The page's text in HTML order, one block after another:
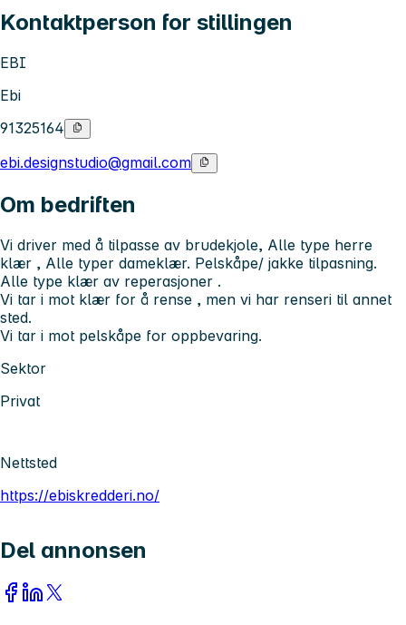
Kontaktperson for stillingen
EBI
Ebi
91325164
ebi.designstudio@gmail.com
Om bedriften
Vi driver med å tilpasse av brudekjole, Alle type herre
klær , Alle typer dameklær. Pelskåpe/ jakke tilpasning.
Alle type klær av reperasjoner .
Vi tar i mot klær for å rense , men vi har renseri til annet
sted.
Vi tar i mot pelskåpe for oppbevaring.
Sektor
Privat
Nettsted
https://ebiskredderi.no/
Del annonsen